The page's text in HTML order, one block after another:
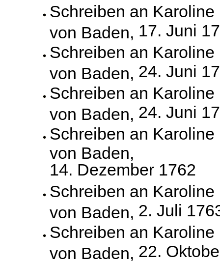
Schreiben an Karoline
von Baden, 17. Juni
Schreiben an Karoline
von Baden, 24. Juni
Schreiben an Karoline
von Baden, 24. Juni
Schreiben an Karoline
von Baden,
14. Dezember 1762
Schreiben an Karoline
von Baden, 2. Juli
Schreiben an Karoline
von Baden, 22.